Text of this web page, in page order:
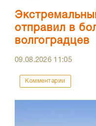
отправил в
волгоградцев
09.08.2026 11:05
Комментарии